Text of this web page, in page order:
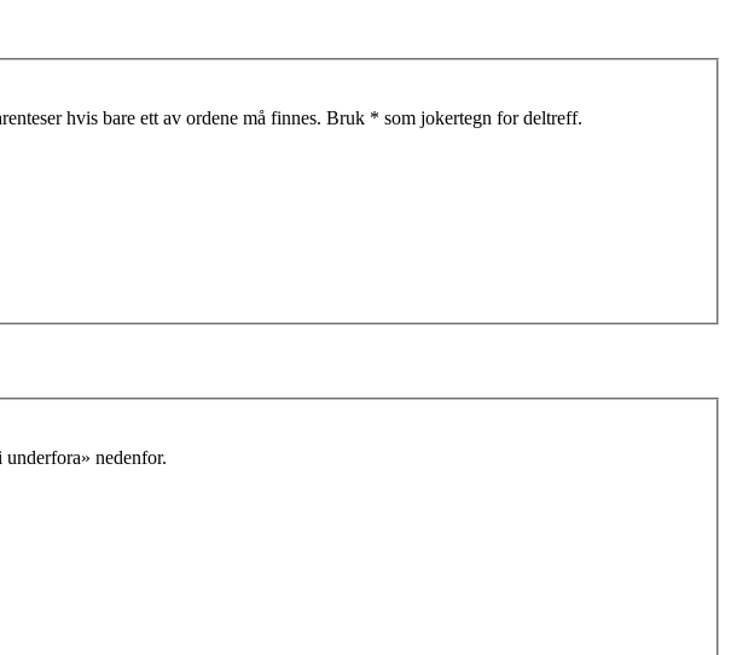
hvis bare ett av ordene må finnes. Bruk * som jokertegn for deltreff.
nedenfor.